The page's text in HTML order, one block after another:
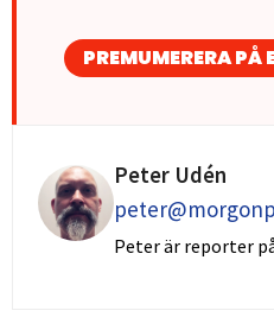
PREMUMERERA PÅ
Peter Udén
Peter är reporter